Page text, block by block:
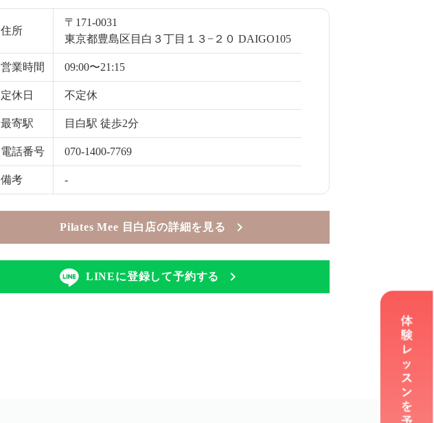
住所
〒171-0031
東京都豊島区目白３丁目１３−２０ DAIGO105
営業時間 09:00〜21:15
定休日 不定休
最寄駅 目白駅 徒歩2分
電話番号 070-1400-7769
備考 -
Pilates Mee 目白店の詳細を見る
LINEに登録して予約する